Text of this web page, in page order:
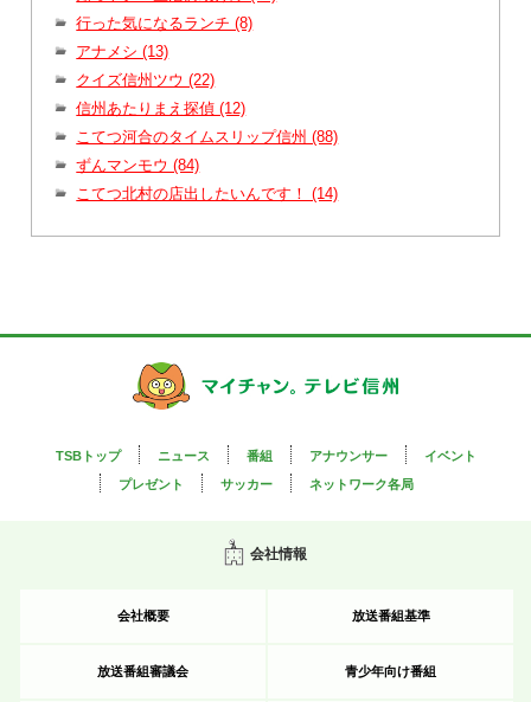
行った気になるランチ (8)
アナメシ (13)
クイズ信州ツウ (22)
信州あたりまえ探偵 (12)
こてつ河合のタイムスリップ信州 (88)
ずんマンモウ (84)
こてつ北村の店出したいんです！ (14)
TSBトップ ニュース 番組 アナウンサー
イベント
プレゼント
サッカー ネットワーク各局
会社情報
会社概要 放送番組基準
放送番組審議会 青少年向け番組